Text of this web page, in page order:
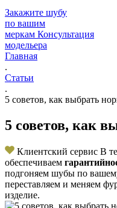
Закажите шубу
по вашим
меркам Консультация
модельера
Главная
.
Статьи
.
5 советов, как выбрать
5 советов, как
Клиентский сервис В
обеспечиваем
подгоняем шубы по
переставляем и меняем
изделие.